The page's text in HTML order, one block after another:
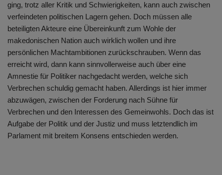
ging, trotz aller Kritik und Schwierigkeiten, kann auch zwischen
verfeindeten politischen Lagern gehen. Doch müssen alle
beteiligten Akteure eine Übereinkunft zum Wohle der
makedonischen Nation auch wirklich wollen und ihre
persönlichen Machtambitionen zurückschrauben. Wenn das
erreicht wird, dann kann sinnvollerweise auch über eine
Amnestie für Politiker nachgedacht werden, welche sich
Verbrechen schuldig gemacht haben. Allerdings ist hier immer
abzuwägen, zwischen der Forderung nach Sühne für
Verbrechen und den Interessen des Gemeinwohls. Doch das ist
Aufgabe der Politik und der Justiz und muss letztendlich im
Parlament mit breitem Konsens entschieden werden.